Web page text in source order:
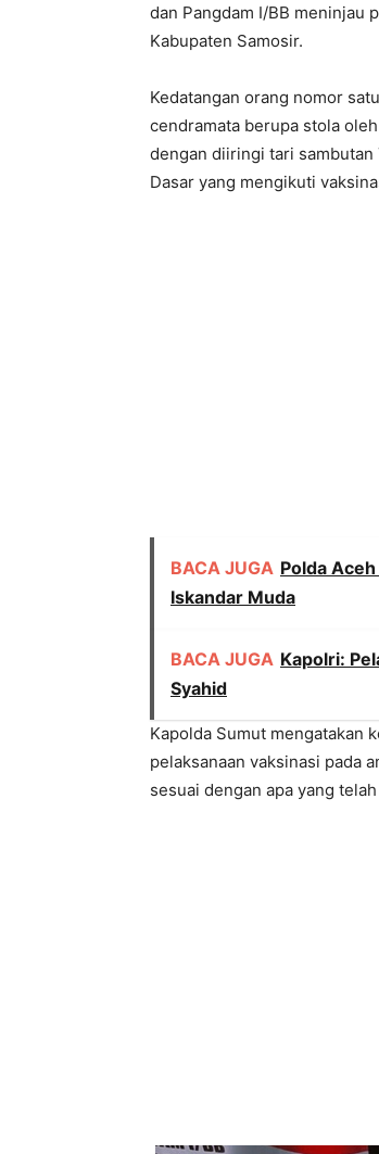
dan Pangdam I/BB meninjau
Kabupaten Samosir.
Kedatangan orang nomor
cendramata berupa stola
dengan diiringi tari sambutan
Dasar yang mengikuti
BACA JUGA Polda
Iskandar Muda
BACA JUGA Kapolri:
Syahid
Kapolda Sumut mengatakan
pelaksanaan vaksinasi pada
sesuai dengan apa yang